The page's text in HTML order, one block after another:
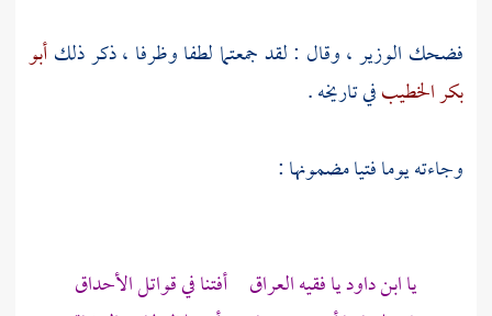
فضحك الوزير ، وقال : لقد جمعتما لطفا وظرفا ، ذكر ذلكأبو
بكر الخطيبفي تاريخه .
وجاءته يوما فتيا مضمونها :
يا ابن داود يا فقيه العراق أفتنا في قواتل الأحداق